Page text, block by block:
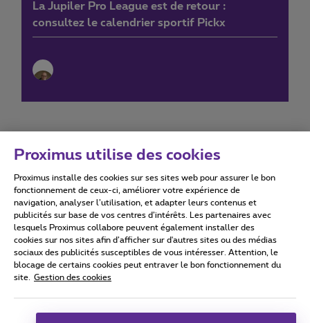
La Jupiler Pro League est de retour :
consultez le calendrier sportif Pickx
Conditions d'utilisation Accessibility statement
Tous droits réservés. © 2026
Conditions générales, info consommateur
Proximus utilise des cookies
Proximus installe des cookies sur ses sites web pour assurer le bon
fonctionnement de ceux-ci, améliorer votre expérience de
navigation, analyser l’utilisation, et adapter leurs contenus et
publicités sur base de vos centres d’intérêts. Les partenaires avec
lesquels Proximus collabore peuvent également installer des
cookies sur nos sites afin d’afficher sur d'autres sites ou des médias
sociaux des publicités susceptibles de vous intéresser. Attention, le
blocage de certains cookies peut entraver le bon fonctionnement du
site.
Gestion des cookies